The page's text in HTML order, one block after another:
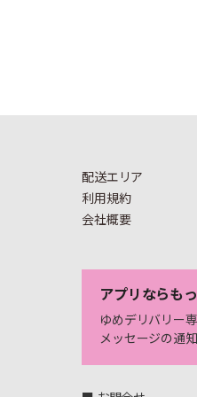
配送エリア
利用規約
会社概要
アプリならも
ゆめデリバリー
メッセージの通